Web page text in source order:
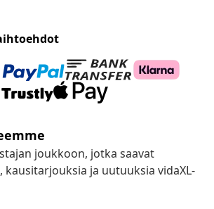
joukkoon, jotka saavat
ja uutuuksia vidaXL-